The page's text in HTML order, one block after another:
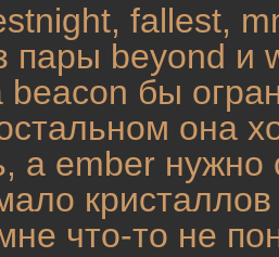
fallest,
пары beyond и
бы
она
а ember
что-то не